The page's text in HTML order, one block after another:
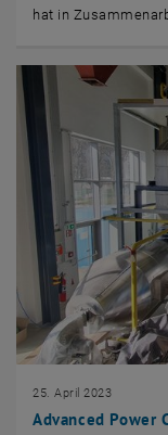
hat in
Advanced Power
25. April 2023